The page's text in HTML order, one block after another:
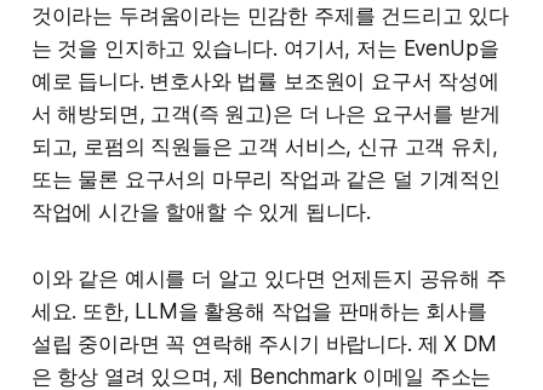
것이라는 두려움이라는 민감한 주제를 건드리고 있다
는 것을 인지하고 있습니다. 여기서, 저는 EvenUp을
예로 듭니다. 변호사와 법률 보조원이 요구서 작성에
서 해방되면, 고객(즉 원고)은 더 나은 요구서를 받게
되고, 로펌의 직원들은 고객 서비스, 신규 고객 유치,
또는 물론 요구서의 마무리 작업과 같은 덜 기계적인
작업에 시간을 할애할 수 있게 됩니다.
이와 같은 예시를 더 알고 있다면 언제든지 공유해 주
세요. 또한, LLM을 활용해 작업을 판매하는 회사를
설립 중이라면 꼭 연락해 주시기 바랍니다. 제 X DM
은 항상 열려 있으며, 제 Benchmark 이메일 주소는